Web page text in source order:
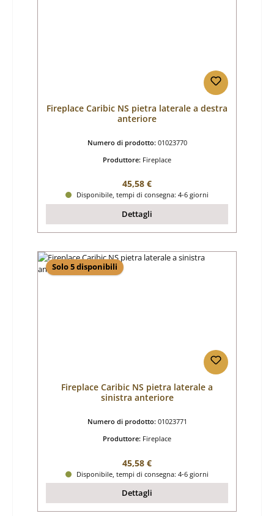
Fireplace Caribic NS pietra laterale a destra
anteriore
Numero di prodotto: 01023770
Produttore: Fireplace
Prezzo normale:
45,58 €
Disponibile, tempi di consegna: 4-6 giorni
Dettagli
Solo 5 disponibili
Fireplace Caribic NS pietra laterale a
sinistra anteriore
Numero di prodotto: 01023771
Produttore: Fireplace
Prezzo normale:
45,58 €
Disponibile, tempi di consegna: 4-6 giorni
Dettagli